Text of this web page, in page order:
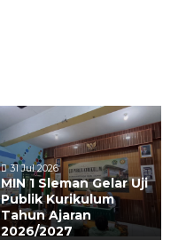
31 Jul 2026
MIN 1 Sleman Gelar Uji
Publik Kurikulum
Tahun Ajaran
2026/2027